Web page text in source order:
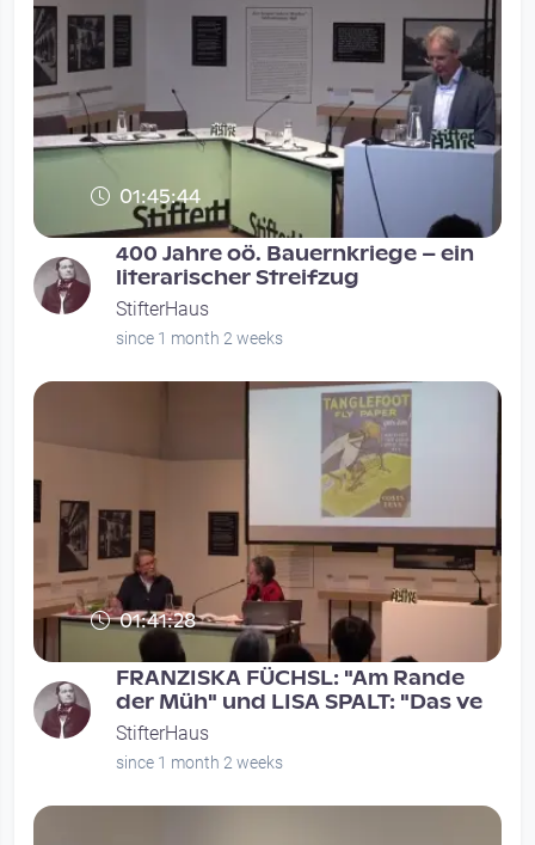
01:45:44
400 Jahre oö. Bauernkriege – ein
literarischer Streifzug
StifterHaus
since 1 month 2 weeks
01:41:28
FRANZISKA FÜCHSL: "Am Rande
der Müh" und LISA SPALT: "Das ve
StifterHaus
since 1 month 2 weeks